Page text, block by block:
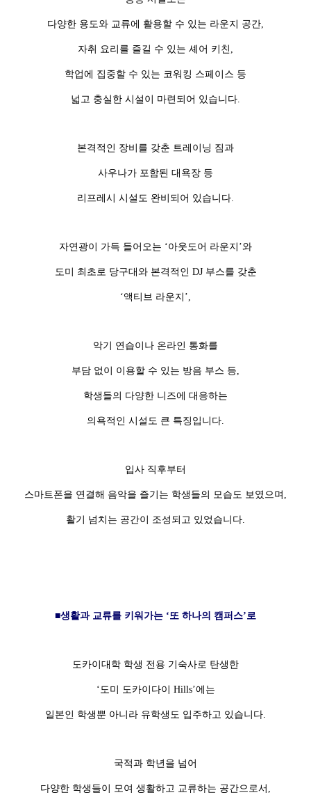
다양한 용도와 교류에 활용할 수 있는 라운지 공간,
자취 요리를 즐길 수 있는 셰어 키친,
학업에 집중할 수 있는 코워킹 스페이스 등
넓고 충실한 시설이 마련되어 있습니다.
본격적인 장비를 갖춘 트레이닝 짐과
사우나가 포함된 대욕장 등
리프레시 시설도 완비되어 있습니다.
자연광이 가득 들어오는 ‘아웃도어 라운지’와
도미 최초로 당구대와 본격적인 DJ 부스를 갖춘
‘액티브 라운지’,
악기 연습이나 온라인 통화를
부담 없이 이용할 수 있는 방음 부스 등,
학생들의 다양한 니즈에 대응하는
의욕적인 시설도 큰 특징입니다.
입사 직후부터
스마트폰을 연결해 음악을 즐기는 학생들의 모습도 보였으며,
활기 넘치는 공간이 조성되고 있었습니다.
■생활과 교류를 키워가는 ‘또 하나의 캠퍼스’로
도카이대학 학생 전용 기숙사로 탄생한
‘도미 도카이다이 Hills’에는
일본인 학생뿐 아니라 유학생도 입주하고 있습니다.
국적과 학년을 넘어
다양한 학생들이 모여 생활하고 교류하는 공간으로서,